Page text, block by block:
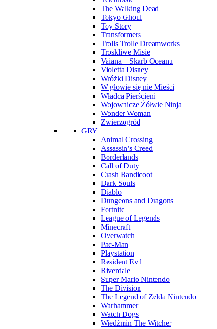
The Walking Dead
Tokyo Ghoul
Toy Story
Transformers
Trolls Trolle Dreamworks
Troskliwe Misie
Vaiana – Skarb Oceanu
Violetta Disney
Wróżki Disney
W głowie się nie Mieści
Władca Pierścieni
Wojownicze Żółwie Ninja
Wonder Woman
Zwierzogród
GRY
Animal Crossing
Assassin’s Creed
Borderlands
Call of Duty
Crash Bandicoot
Dark Souls
Diablo
Dungeons and Dragons
Fortnite
League of Legends
Minecraft
Overwatch
Pac-Man
Playstation
Resident Evil
Riverdale
Super Mario Nintendo
The Division
The Legend of Zelda Nintendo
Warhammer
Watch Dogs
Wiedźmin The Witcher